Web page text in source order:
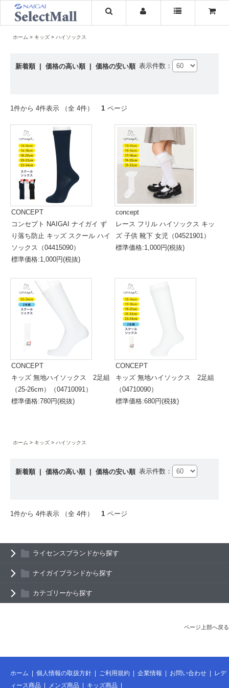
ホーム キッズ ハイソックス
新着順 価格の高い順 価格の安い順 表示件数：
1件から 4件表示 （全 4件） 1 ページ
CONCEPT
コンセプト NAIGAI ナイガイ ず
り落ち防止 キッズ スクール ハイ
ソックス（04415090）
標準価格:1,000円(税抜)
concept
レース フリル ハイソックス キッ
ズ 子供 靴下 女児（04521901）
標準価格:1,000円(税抜)
CONCEPT
キッズ 無地ハイソックス 2足組
（25-26cm）（04710091）
標準価格:780円(税抜)
CONCEPT
キッズ 無地ハイソックス 2足組
（04710090）
標準価格:680円(税抜)
ホーム キッズ ハイソックス
新着順 価格の高い順 価格の安い順 表示件数：
1件から 4件表示 （全 4件） 1 ページ
ライセンスブランドから探す
ナイガイブランドから探す
カテゴリーから探す
ページ上部へ戻る
ホーム 個人情報の取扱方針 ご利用規約 企業情報 お問い合わせ
レデ
ィース商品
メンズ商品 キッズ商品